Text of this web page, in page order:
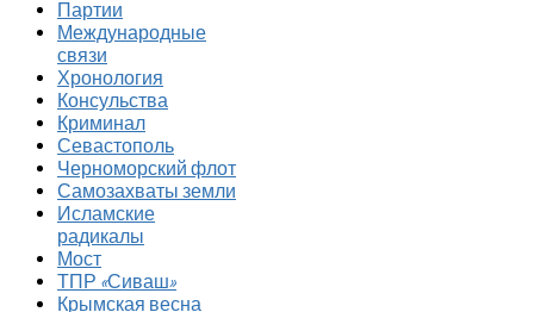
Партии
Международные
связи
Хронология
Консульства
Криминал
Севастополь
Черноморский флот
Самозахваты земли
Исламские
радикалы
Мост
ТПР «Сиваш»
Крымская весна